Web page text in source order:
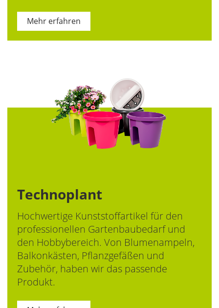
Mehr erfahren
Technoplant
Hochwertige Kunststoffartikel für den
professionellen Gartenbaubedarf und
den Hobbybereich. Von Blumenampeln,
Balkonkästen, Pflanzgefäßen und
Zubehör, haben wir das passende
Produkt.